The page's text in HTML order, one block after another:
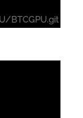
BTCGPU.git